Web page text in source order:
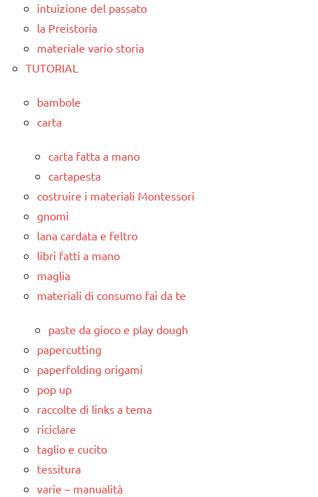
intuizione del passato
la Preistoria
materiale vario storia
TUTORIAL
bambole
carta
carta fatta a mano
cartapesta
costruire i materiali Montessori
gnomi
lana cardata e feltro
libri fatti a mano
maglia
materiali di consumo fai da te
paste da gioco e play dough
papercutting
paperfolding origami
pop up
raccolte di links a tema
riciclare
taglio e cucito
tessitura
varie – manualità